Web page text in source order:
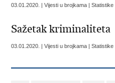
03.01.2020. | Vijesti u brojkama |
Sažetak kriminaliteta
03.01.2020. | Vijesti u brojkama |